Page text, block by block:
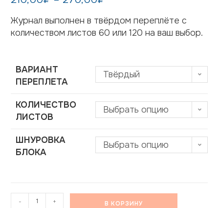
Журнал выполнен в твёрдом переплёте с
количеством листов 60 или 120 на ваш выбор.
ВАРИАНТ
ПЕРЕПЛЕТА
Твёрдый
КОЛИЧЕСТВО
ЛИСТОВ
Выбрать опцию
ШНУРОВКА
БЛОКА
Выбрать опцию
- + В КОРЗИНУ